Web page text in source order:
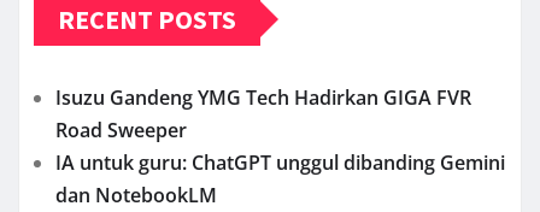
RECENT POSTS
Isuzu Gandeng YMG Tech Hadirkan GIGA FVR
Road Sweeper
IA untuk guru: ChatGPT unggul dibanding Gemini
dan NotebookLM